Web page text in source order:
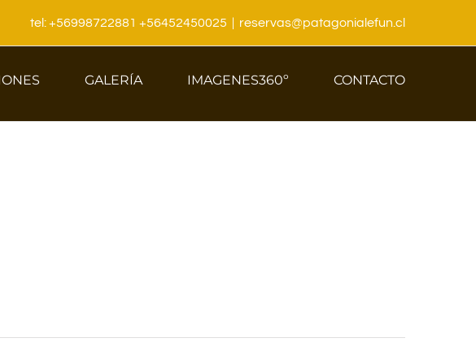
tel: +56998722881 +56452450025 reservas@patagonialefun.cl
GALERÍA IMAGENES360º CONTACTO